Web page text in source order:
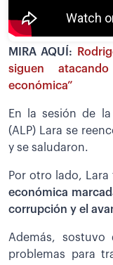
MIRA AQUÍ:
siguen
económica”
En la sesión de la
(ALP) Lara se
y se saludaron.
Por otro lado,
económica
corrupción y el
Además, sostuvo
problemas para